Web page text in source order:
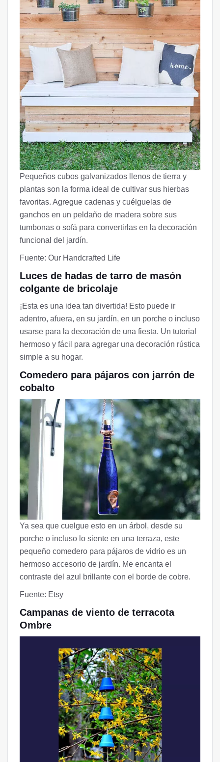
Pequeños cubos galvanizados llenos de tierra y
plantas son la forma ideal de cultivar sus hierbas
favoritas. Agregue cadenas y cuélguelas de
ganchos en un peldaño de madera sobre sus
tumbonas o sofá para convertirlas en la decoración
funcional del jardín.
Fuente: Our Handcrafted Life
Luces de hadas de tarro de masón
colgante de bricolaje
¡Esta es una idea tan divertida! Esto puede ir
adentro, afuera, en su jardín, en un porche o incluso
usarse para la decoración de una fiesta. Un tutorial
hermoso y fácil para agregar una decoración rústica
simple a su hogar.
Comedero para pájaros con jarrón de
cobalto
Ya sea que cuelgue esto en un árbol, desde su
porche o incluso lo siente en una terraza, este
pequeño comedero para pájaros de vidrio es un
hermoso accesorio de jardín. Me encanta el
contraste del azul brillante con el borde de cobre.
Fuente: Etsy
Campanas de viento de terracota
Ombre